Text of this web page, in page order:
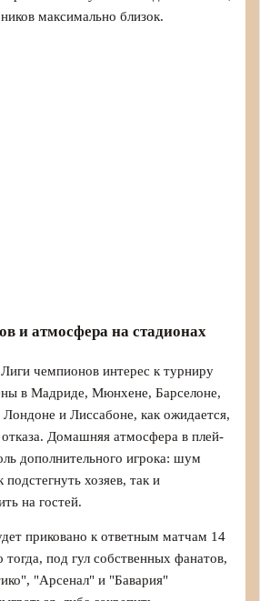
максимально близок.
и атмосфера на стадионах
чемпионов интерес к турниру
в Мадриде, Мюнхене, Барселоне,
и Лиссабоне, как ожидается,
Домашняя атмосфера в плей-
дополнительного игрока: шум
хозяев, так и
на гостей.
приковано к ответным матчам 14
под гул собственных фанатов,
"Арсенал" и "Бавария"